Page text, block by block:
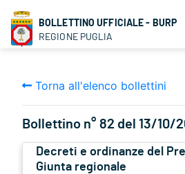
BOLLETTINO UFFICIALE - BURP
REGIONE PUGLIA
Torna all'elenco bollettini
Bollettino n° 82 del 13/10/
Decreti e ordinanze del
Giunta regionale